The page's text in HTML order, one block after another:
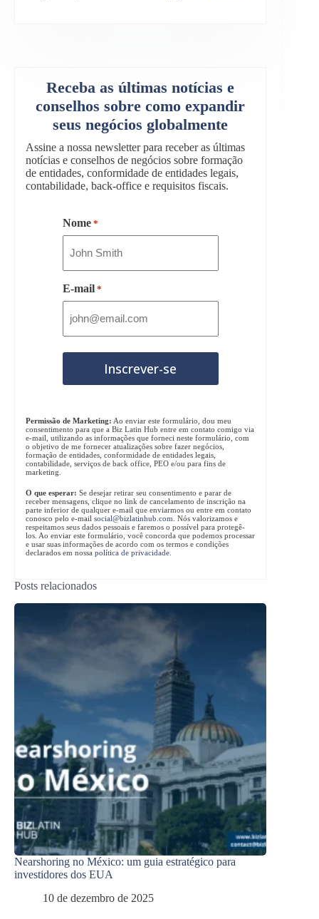
Receba as últimas notícias e
conselhos sobre como expandir
seus negócios globalmente
Assine a nossa newsletter para receber as últimas
notícias e conselhos de negócios sobre formação
de entidades, conformidade de entidades legais,
contabilidade, back-office e requisitos fiscais.
Nome *
E-mail *
Permissão de Marketing: Ao enviar este formulário, dou meu
consentimento para que a Biz Latin Hub entre em contato comigo via
e-mail, utilizando as informações que forneci neste formulário, com
o objetivo de me fornecer atualizações sobre fazer negócios,
formação de entidades, conformidade de entidades legais,
contabilidade, serviços de back office, PEO e/ou para fins de
marketing.
O que esperar: Se desejar retirar seu consentimento e parar de
receber mensagens, clique no link de cancelamento de inscrição na
parte inferior de qualquer e-mail que enviarmos ou entre em contato
conosco pelo e-mail social@bizlatinhub.com . Nós valorizamos e
respeitamos seus dados pessoais e faremos o possível para protegê-
los. Ao enviar este formulário, você concorda que podemos processar
e usar suas informações de acordo com os termos e condições
declarados em nossa política de privacidade
Posts relacionados
Nearshoring no México: um guia estratégico para
investidores dos EUA
10 de dezembro de 2025